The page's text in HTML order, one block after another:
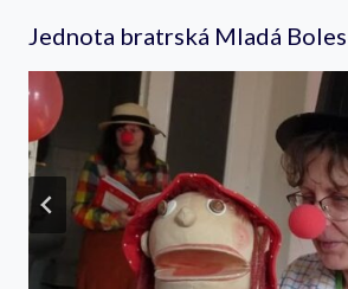
obsah
Jednota bratrská Mladá